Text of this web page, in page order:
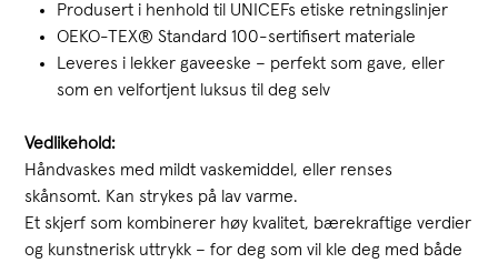
Produsert i henhold til UNICEFs etiske retningslinjer
OEKO-TEX® Standard 100-sertifisert materiale
Leveres i lekker gaveeske – perfekt som gave, eller
som en velfortjent luksus til deg selv
Vedlikehold:
Håndvaskes med mildt vaskemiddel, eller renses
skånsomt. Kan strykes på lav varme.
Et skjerf som kombinerer høy kvalitet, bærekraftige verdier
og kunstnerisk uttrykk – for deg som vil kle deg med både